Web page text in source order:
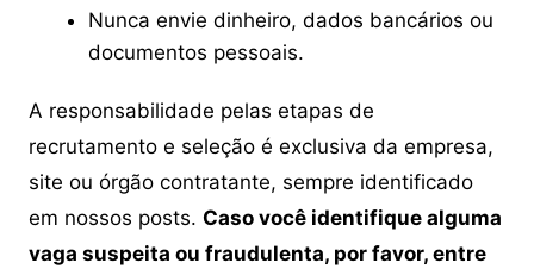
Nunca envie dinheiro, dados bancários ou
documentos pessoais.
A responsabilidade pelas etapas de
recrutamento e seleção é exclusiva da empresa,
site ou órgão contratante, sempre identificado
em nossos posts. Caso você identifique alguma
vaga suspeita ou fraudulenta, por favor, entre